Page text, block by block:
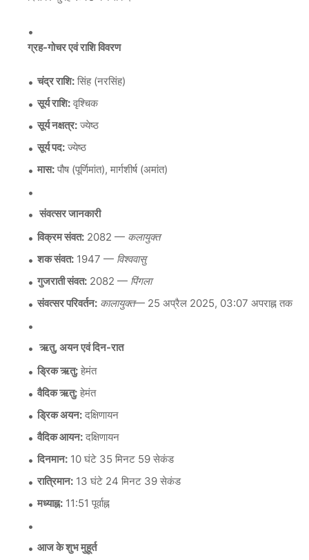
ग्रह-गोचर एवं राशि विवरण
चंद्र राशि: सिंह (नरसिंह)
सूर्य राशि: वृश्चिक
सूर्य नक्षत्र: ज्येष्ठ
सूर्य पद: ज्येष्ठ
मास: पौष (पूर्णिमांत), मार्गशीर्ष (अमांत)
संवत्सर जानकारी
विक्रम संवत: 2082 — कलायुक्त
शक संवत: 1947 — विश्ववासु
गुजराती संवत: 2082 — पिंगला
संवत्सर परिवर्तन: कालायुक्त— 25 अप्रैल 2025, 03:07 अपराह्न तक
ऋतु, अयन एवं दिन-रात
ड्रिक ऋतु: हेमंत
वैदिक ऋतु: हेमंत
ड्रिक अयन: दक्षिणायन
वैदिक आयन: दक्षिणायन
दिनमान: 10 घंटे 35 मिनट 59 सेकंड
रात्रिमान: 13 घंटे 24 मिनट 39 सेकंड
मध्याह्न: 11:51 पूर्वाह्न
आज के शुभ मुहूर्त